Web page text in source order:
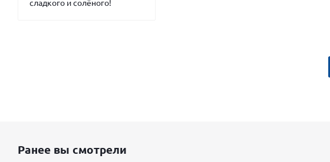
сладкого и солёного!
Ранее вы смотрели